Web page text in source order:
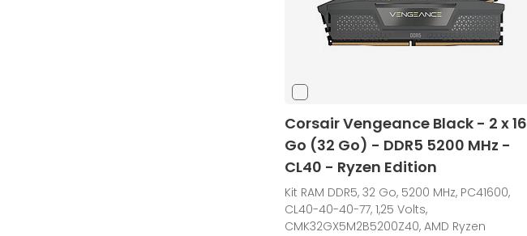
Corsair Vengeance Black - 2 x 16
Go (32 Go) - DDR5 5200 MHz -
CL40 - Ryzen Edition
Kit RAM DDR5, 32 Go, 5200 MHz, PC41600,
CL40-40-40-77, 1,25 Volts,
CMK32GX5M2B5200Z40, AMD Ryzen